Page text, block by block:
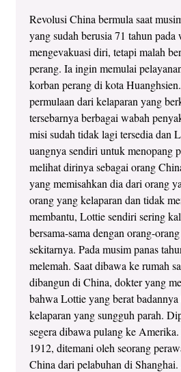
Revolusi China bermula saat
yang sudah berusia 71 tahun
mengevakuasi diri, tetapi malah
perang. Ia ingin memulai
korban perang di kota
permulaan dari kelaparan yang
tersebarnya berbagai wabah
misi sudah tidak lagi tersedia dan
uangnya sendiri untuk menopang
melihat dirinya sebagai orang
yang memisahkan dia dari orang
orang yang kelaparan dan tidak
membantu, Lottie sendiri sering
bersama-sama dengan orang-
sekitarnya. Pada musim panas
melemah. Saat dibawa ke rumah
dibangun di China, dokter yang
bahwa Lottie yang berat
kelaparan yang sungguh parah.
segera dibawa pulang ke
1912, ditemani oleh seorang
China dari pelabuhan di